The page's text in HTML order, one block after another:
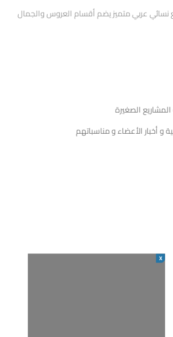
عربي متميز يضم أقسام العروس والجمال
الصغيرة
و أخبار الأعضاء و مناسباتهم
X